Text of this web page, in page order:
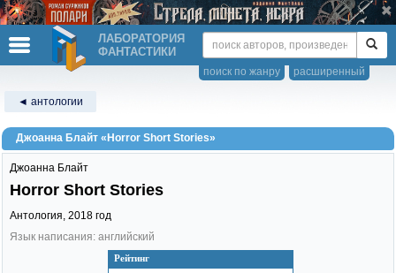
ЛАБОРАТОРИЯ
ФАНТАСТИКИ
расширенный
поиск по жанру
◄ антологии
Джоанна Блайт «Horror Short Stories»
Рейтинг
Джоанна Блайт
Horror Short Stories
Антология, 2018 год
Язык написания: английский